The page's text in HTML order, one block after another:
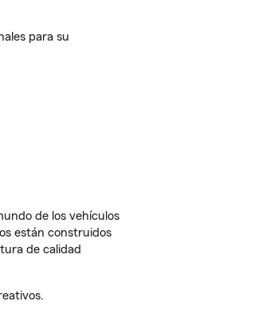
para su
de los vehículos
están construidos
de calidad